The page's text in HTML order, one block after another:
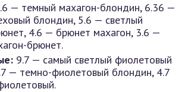
— темный махагон-блондин, 6.36 —
блондин, 5.6 — светлый
4.6 — брюнет махагон, 3.6 —
брюнет.
9.7 — самый светлый фиолетовый
— темно-фиолетовый блондин, 4.7